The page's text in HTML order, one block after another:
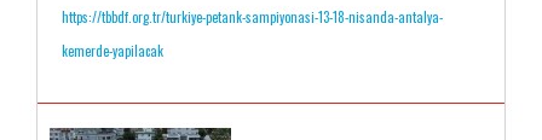
https://tbbdf.org.tr/turkiye-petank-sampiyonasi-13-18-nisanda-antalya-
kemerde-yapilacak